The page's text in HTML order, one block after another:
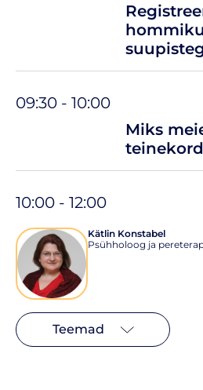
09:30 - 10:00
Miks
10:00 - 12:00
Kätlin Konstabel
Psühholoog ja
Teemad